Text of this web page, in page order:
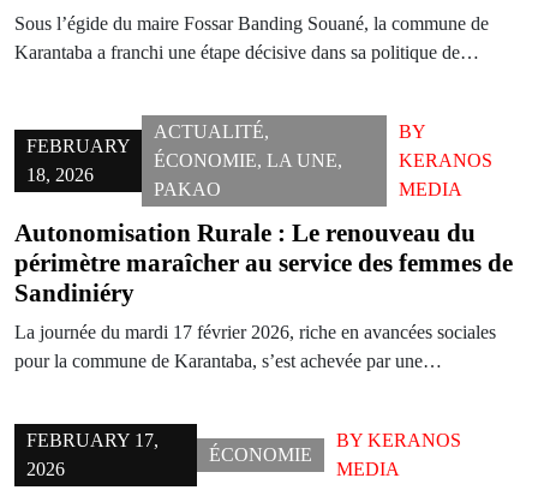
Sous l’égide du maire Fossar Banding Souané, la commune de
Karantaba a franchi une étape décisive dans sa politique de…
FEBRUARY
18, 2026
ACTUALITÉ,
ÉCONOMIE, LA UNE,
PAKAO
BY
KERANOS
MEDIA
Autonomisation Rurale : Le renouveau du
périmètre maraîcher au service des femmes de
Sandiniéry
La journée du mardi 17 février 2026, riche en avancées sociales
pour la commune de Karantaba, s’est achevée par une…
FEBRUARY 17,
2026
ÉCONOMIE
BYKERANOS
MEDIA